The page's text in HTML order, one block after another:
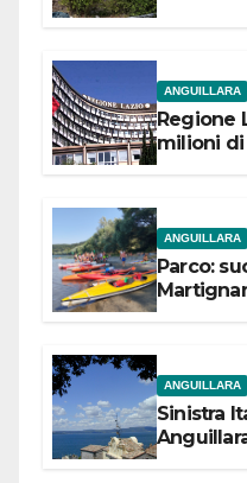
ANGUILLARA
Regione
milioni di
ANGUILLARA
Parco:
ANGUILLARA
Sinistra